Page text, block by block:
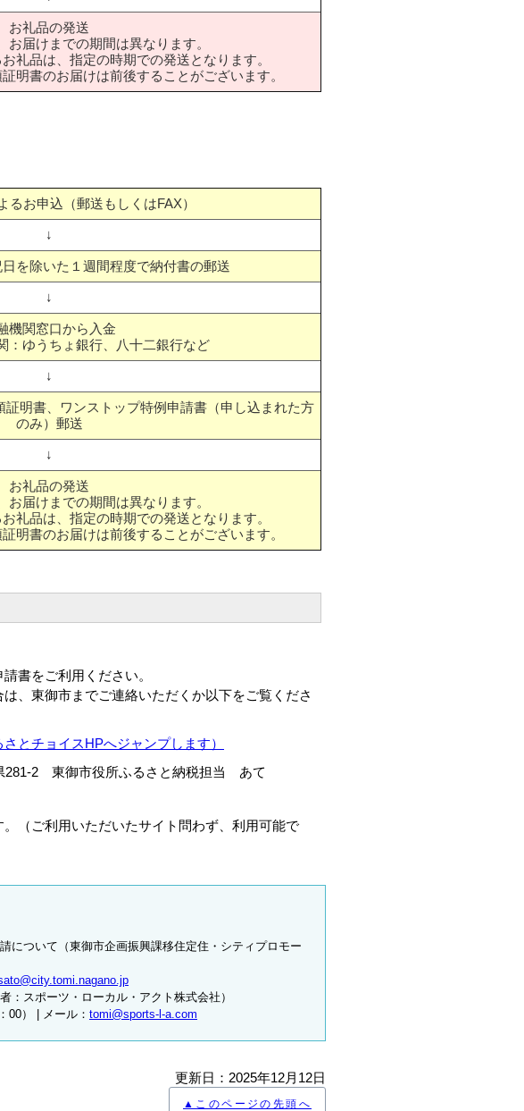
お礼品の発送
届けまでの期間は異なります。
礼品は、指定の時期での発送となります。
明書のお届けは前後することがございます。
るお申込（郵送もしくはFAX）
↓
を除いた１週間程度で納付書の郵送
↓
機関窓口から入金
：ゆうちょ銀行、八十二銀行など
↓
証明書、ワンストップ特例申請書（申し込まれた方
のみ）郵送
↓
お礼品の発送
届けまでの期間は異なります。
礼品は、指定の時期での発送となります。
明書のお届けは前後することがございます。
書をご利用ください。
、東御市までご連絡いただくか以下をご覧くださ
とチョイスHPへジャンプします）
281-2 東御市役所ふるさと納税担当 あて
。（ご利用いただいたサイト問わず、利用可能で
について（東御市企画振興課移住定住・シティプロモー
：スポーツ・ローカル・アクト株式会社）
00） | メール： tomi@sports-l-a.com
更新日：2025年12月12日
▲このページの先頭へ